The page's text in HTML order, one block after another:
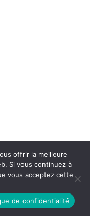
offrir la meilleure
Si vous continuez à
vous acceptez cette
de confidentialité